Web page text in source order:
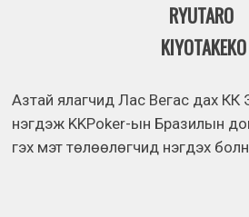
RYUTARO
KIYOTAKEKO
Азтай ялагчид Лас Вегас дах
нэгдэж KKPoker-ын Бразилын
гэх мэт төлөөлөгчид нэгдэх